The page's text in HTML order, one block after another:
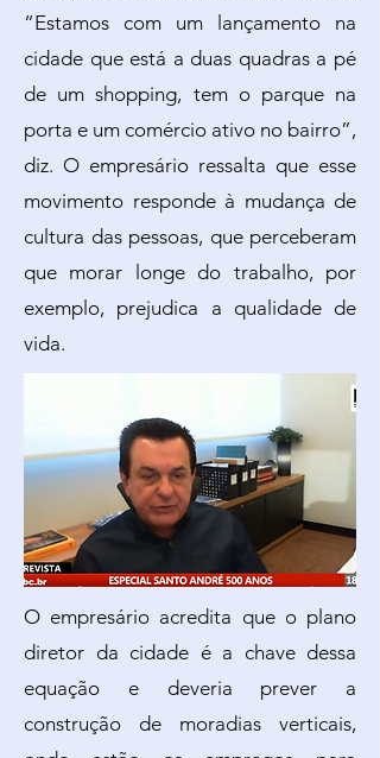
“Estamos com um lançamento na
cidade que está a duas quadras a pé
de um shopping, tem o parque na
porta e um comércio ativo no bairro”,
diz. O empresário ressalta que esse
movimento responde à mudança de
cultura das pessoas, que perceberam
que morar longe do trabalho, por
exemplo, prejudica a qualidade de
vida.
O empresário acredita que o plano
diretor da cidade é a chave dessa
equação e deveria prever a
construção de moradias verticais,